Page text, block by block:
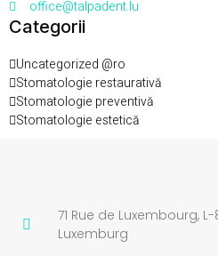
office@talpadent.lu
Categorii
Uncategorized @ro
Stomatologie restaurativă
Stomatologie preventivă
Stomatologie estetică
71 Rue de Luxembourg,
Luxemburg